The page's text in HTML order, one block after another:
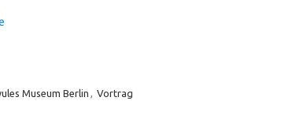
Museum Berlin Vortrag